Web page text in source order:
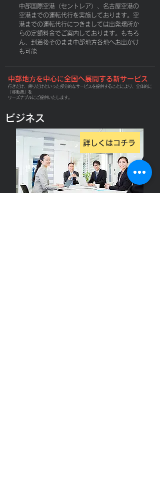
中部国際空港（セントレア）、名古屋空港の
空港までの運転代行を実施しております。空
港までの運転代行につきましては出発場所か
らの定額料金でご案内しております。 もちろ
ん、到着後そのまま中部地方各地へお出かけ
も可能
中部地方を中心に全国へ展開する新サービス
行きだけ、帰りだけといった部分的なサービスを提供することにより、全体的に
「移動費」を
​リーズナブルにご提供いたします。
ビジネス
詳しくはコチラ